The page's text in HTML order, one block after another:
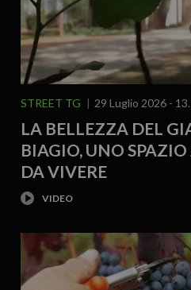
STREET TG 29 Luglio 2026 -
LA BELLEZZA DEL
BIAGIO, UNO
DA VIVERE